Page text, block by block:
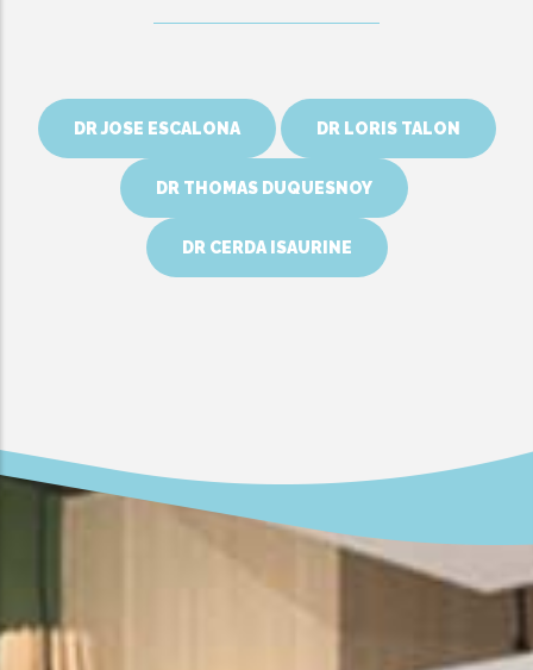
DR JOSE ESCALONA DR LORIS TALON
DR THOMAS DUQUESNOY
DR CERDA ISAURINE